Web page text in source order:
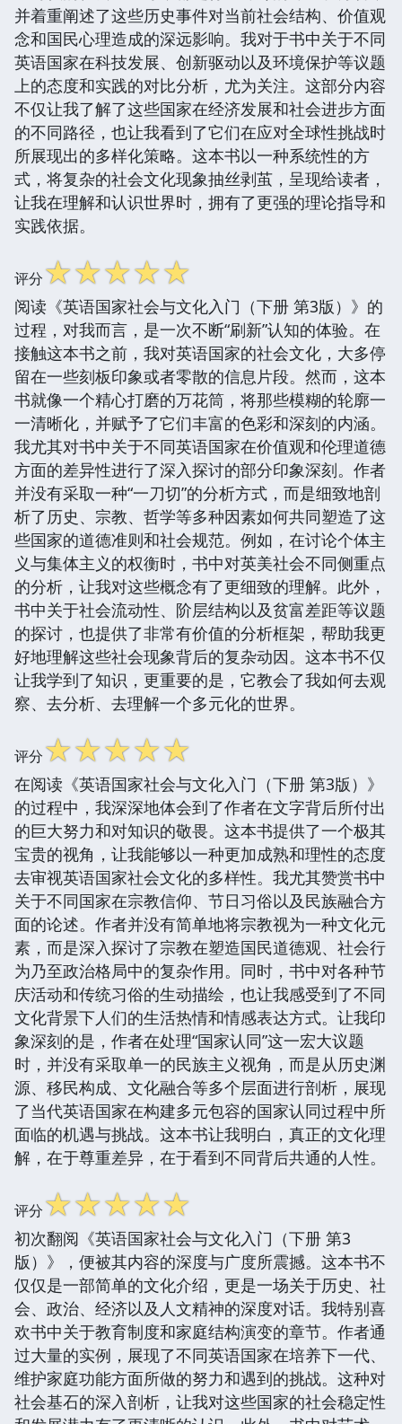
并着重阐述了这些历史事件对当前社会结构、价值观
念和国民心理造成的深远影响。我对于书中关于不同
英语国家在科技发展、创新驱动以及环境保护等议题
上的态度和实践的对比分析，尤为关注。这部分内容
不仅让我了解了这些国家在经济发展和社会进步方面
的不同路径，也让我看到了它们在应对全球性挑战时
所展现出的多样化策略。这本书以一种系统性的方
式，将复杂的社会文化现象抽丝剥茧，呈现给读者，
让我在理解和认识世界时，拥有了更强的理论指导和
实践依据。
评分☆☆☆☆☆
阅读《英语国家社会与文化入门（下册 第3版）》的
过程，对我而言，是一次不断“刷新”认知的体验。在
接触这本书之前，我对英语国家的社会文化，大多停
留在一些刻板印象或者零散的信息片段。然而，这本
书就像一个精心打磨的万花筒，将那些模糊的轮廓一
一清晰化，并赋予了它们丰富的色彩和深刻的内涵。
我尤其对书中关于不同英语国家在价值观和伦理道德
方面的差异性进行了深入探讨的部分印象深刻。作者
并没有采取一种“一刀切”的分析方式，而是细致地剖
析了历史、宗教、哲学等多种因素如何共同塑造了这
些国家的道德准则和社会规范。例如，在讨论个体主
义与集体主义的权衡时，书中对英美社会不同侧重点
的分析，让我对这些概念有了更细致的理解。此外，
书中关于社会流动性、阶层结构以及贫富差距等议题
的探讨，也提供了非常有价值的分析框架，帮助我更
好地理解这些社会现象背后的复杂动因。这本书不仅
让我学到了知识，更重要的是，它教会了我如何去观
察、去分析、去理解一个多元化的世界。
评分☆☆☆☆☆
在阅读《英语国家社会与文化入门（下册 第3版）》
的过程中，我深深地体会到了作者在文字背后所付出
的巨大努力和对知识的敬畏。这本书提供了一个极其
宝贵的视角，让我能够以一种更加成熟和理性的态度
去审视英语国家社会文化的多样性。我尤其赞赏书中
关于不同国家在宗教信仰、节日习俗以及民族融合方
面的论述。作者并没有简单地将宗教视为一种文化元
素，而是深入探讨了宗教在塑造国民道德观、社会行
为乃至政治格局中的复杂作用。同时，书中对各种节
庆活动和传统习俗的生动描绘，也让我感受到了不同
文化背景下人们的生活热情和情感表达方式。让我印
象深刻的是，作者在处理“国家认同”这一宏大议题
时，并没有采取单一的民族主义视角，而是从历史渊
源、移民构成、文化融合等多个层面进行剖析，展现
了当代英语国家在构建多元包容的国家认同过程中所
面临的机遇与挑战。这本书让我明白，真正的文化理
解，在于尊重差异，在于看到不同背后共通的人性。
评分☆☆☆☆☆
初次翻阅《英语国家社会与文化入门（下册 第3
版）》，便被其内容的深度与广度所震撼。这本书不
仅仅是一部简单的文化介绍，更是一场关于历史、社
会、政治、经济以及人文精神的深度对话。我特别喜
欢书中关于教育制度和家庭结构演变的章节。作者通
过大量的实例，展现了不同英语国家在培养下一代、
维护家庭功能方面所做的努力和遇到的挑战。这种对
社会基石的深入剖析，让我对这些国家的社会稳定性